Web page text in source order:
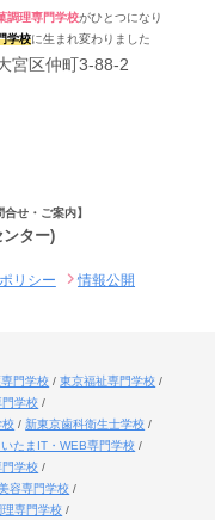
調理専門学校がひとつになり
学校に生まれ変わりました
宮区仲町3-88-2
せ・ご案内】
ター)
リシー 情報公開
門学校
東京福祉専門学校
学校
新東京歯科衛生士学校
いたまIT・WEB専門学校
学校
容専門学校
専門学校